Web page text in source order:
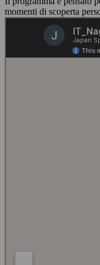
momenti di scoperta